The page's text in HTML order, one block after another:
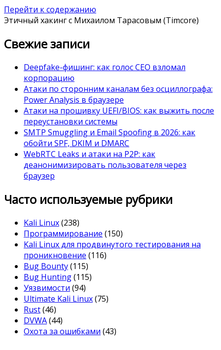
Перейти к содержанию
Этичный хакинг с Михаилом Тарасовым (Timcore)
Свежие записи
Deepfake-фишинг: как голос CEO взломал
корпорацию
Атаки по сторонним каналам без осциллографа:
Power Analysis в браузере
Атаки на прошивку UEFI/BIOS: как выжить после
переустановки системы
SMTP Smuggling и Email Spoofing в 2026: как
обойти SPF, DKIM и DMARC
WebRTC Leaks и атаки на P2P: как
деанонимизировать пользователя через
браузер
Часто используемые рубрики
Kali Linux(238)
Программирование (150)
Kali Linux для продвинутого тестирования на
проникновение (116)
Bug Bounty(115)
Bug Hunting(115)
Уязвимости (94)
Ultimate Kali Linux(75)
Rust(46)
DVWA(44)
Охота за ошибками (43)